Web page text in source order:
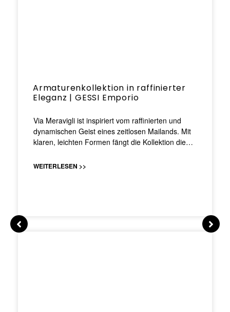
Armaturenkollektion in raffinierter
Eleganz | GESSI Emporio
Via Meravigli ist inspiriert vom raffinierten und
dynamischen Geist eines zeitlosen Mailands. Mit
klaren, leichten Formen fängt die Kollektion die…
WEITERLESEN >>